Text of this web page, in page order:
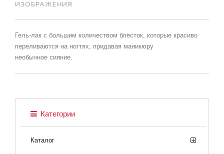
ИЗОБРАЖЕНИЯ
Гель-лак с большим количеством блёсток, которые красиво
переливаются на ногтях, придавая маникюру
необычное сияние.
Категории
Каталог